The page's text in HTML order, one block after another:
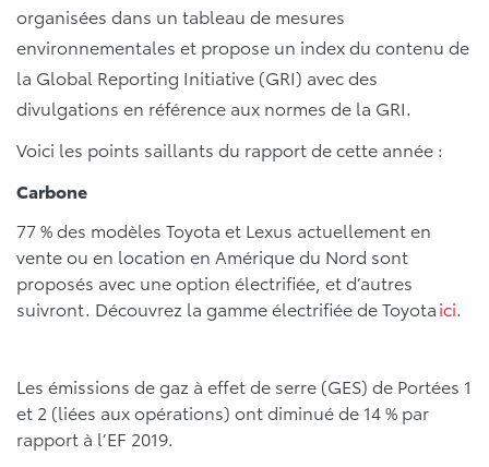
organisées dans un tableau de mesures
environnementales et propose un index du contenu de
la Global Reporting Initiative (GRI) avec des
divulgations en référence aux normes de la GRI.
Voici les points saillants du rapport de cette année :
Carbone
77 % des modèles Toyota et Lexus actuellement en
vente ou en location en Amérique du Nord sont
proposés avec une option électrifiée, et d’autres
suivront. Découvrez la gamme électrifiée de Toyotaici.
Les émissions de gaz à effet de serre (GES) de Portées 1
et 2 (liées aux opérations) ont diminué de 14 % par
rapport à l’EF 2019.